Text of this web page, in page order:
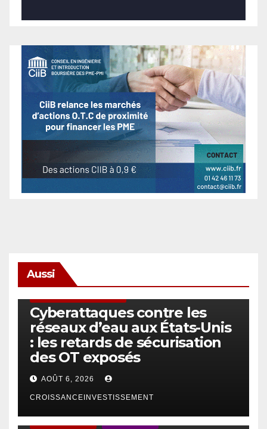
Aussi
Cyberattaques contre les
réseaux d’eau aux États-Unis
: les retards de sécurisation
des OT exposés
AOÛT 6, 2026
CROISSANCEINVESTISSEMENT